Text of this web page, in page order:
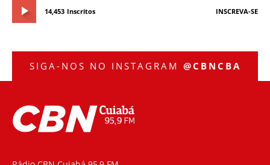
14,453 Inscritos INSCREVA-SE
SIGA-NOS NO INSTAGRAM @CBNCBA